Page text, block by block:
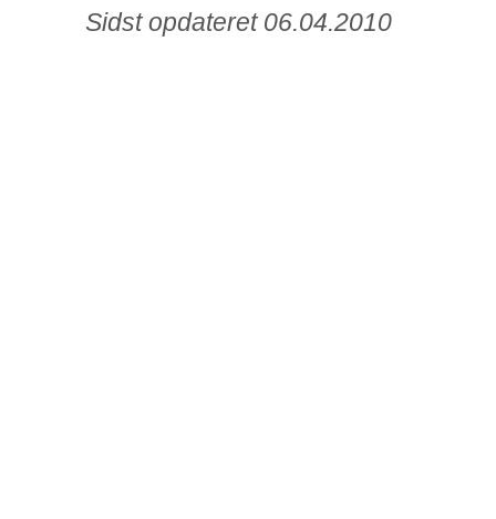
Sidst opdateret 06.04.2010